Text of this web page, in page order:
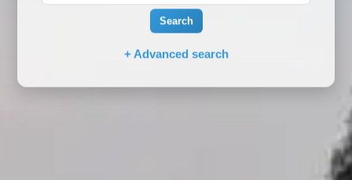
Search
+ Advanced search